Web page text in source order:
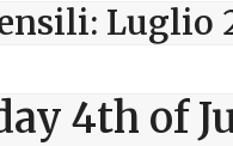
Luglio
4th of